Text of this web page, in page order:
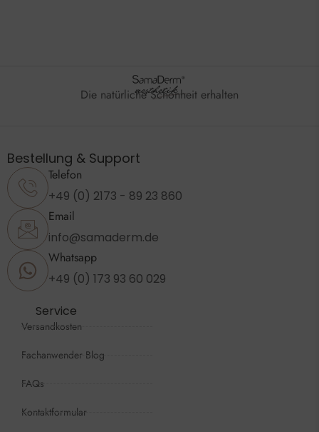
Die natürliche Schönheit erhalten
Bestellung & Support
Telefon
+49 (0) 2173 - 89 23 860
Email
info@samaderm.de
Whatsapp
+49 (0) 173 93 60 029
Service
Versandkosten
Fachanwender Blog
FAQs
Kontaktformular